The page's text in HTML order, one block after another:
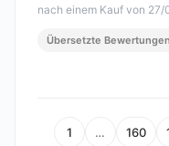
nach einem Kauf von
Übersetzte Bewertungen
1 … 160